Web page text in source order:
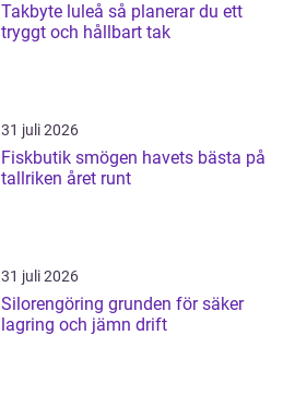
Takbyte luleå så planerar du ett
tryggt och hållbart tak
31 juli 2026
Fiskbutik smögen havets bästa på
tallriken året runt
31 juli 2026
Silorengöring grunden för säker
lagring och jämn drift